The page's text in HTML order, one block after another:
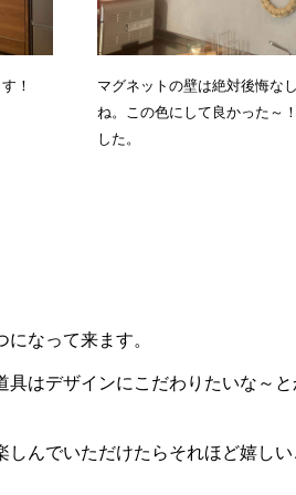
！
マグネットの壁は絶対後悔な
ね。この色にして良かった～
した。
なって来ます。
はデザインにこだわりたいな～
んでいただけたらそれほど嬉し